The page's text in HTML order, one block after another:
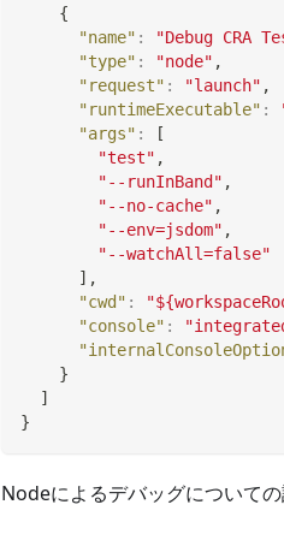
{
"name" : "Debug CRA
"type" : "node" ,
"request" : "launch" ,
"runtimeExecutable" :
"args" :
[
"test" ,
"--runInBand" ,
"--no-cache" ,
"--env=jsdom" ,
"--watchAll=false"
] ,
"cwd" :
"console" :
}
]
}
Nodeによるデバッグについて